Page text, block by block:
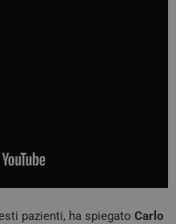
pazienti, ha spiegatoCarlo